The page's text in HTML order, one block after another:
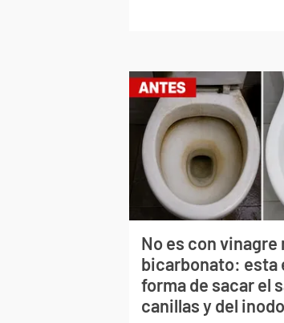
No es con vinagre
bicarbonato: esta
forma de sacar el
canillas y del